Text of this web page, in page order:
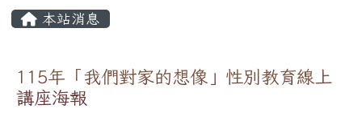
本站消息
115年「我們對家的想像」性別教育線上
講座海報